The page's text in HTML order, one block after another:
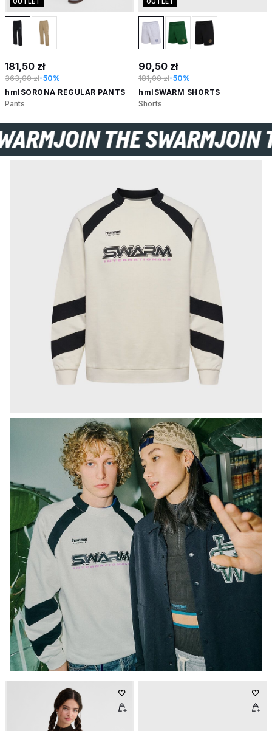
181,50 zł
363,00 zł-50%
hmlSORONA REGULAR PANTS
Pants
90,50 zł
181,00 zł-50%
hmlSWARM SHORTS
Shorts
SWARMJOIN THE SWARM